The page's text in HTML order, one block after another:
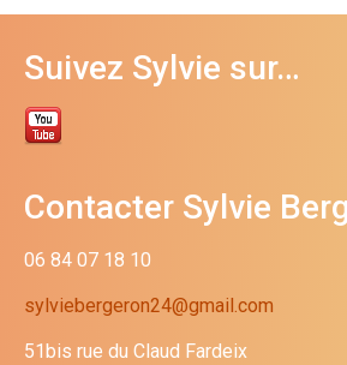
Suivez Sylvie sur…
Contacter Sylvie
06 84 07 18 10
sylviebergeron24@gmail.com
51bis rue du Claud Fardeix